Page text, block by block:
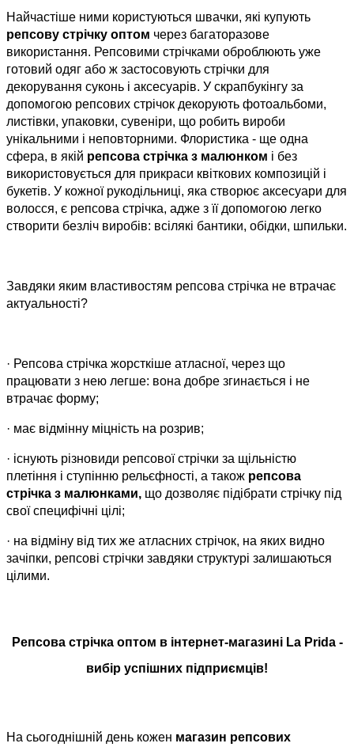
Найчастіше ними користуються швачки, які купують
репсову стрічку оптом через багаторазове
використання. Репсовими стрічками оброблюють уже
готовий одяг або ж застосовують стрічки для
декорування суконь і аксесуарів. У скрапбукінгу за
допомогою репсових стрічок декорують фотоальбоми,
листівки, упаковки, сувеніри, що робить вироби
унікальними і неповторними. Флористика - ще одна
сфера, в якій репсова стрічка з малюнком і без
використовується для прикраси квіткових композицій і
букетів. У кожної рукодільниці, яка створює аксесуари для
волосся, є репсова стрічка, адже з її допомогою легко
створити безліч виробів: всілякі бантики, обідки, шпильки.
Завдяки яким властивостям репсова стрічка не втрачає
актуальності?
· Репсова стрічка жорсткіше атласної, через що
працювати з нею легше: вона добре згинається і не
втрачає форму;
· має відмінну міцність на розрив;
· існують різновиди репсової стрічки за щільністю
плетіння і ступінню рельєфності, а також репсова
стрічка з малюнками, що дозволяє підібрати стрічку під
свої специфічні цілі;
· на відміну від тих же атласних стрічок, на яких видно
зачіпки, репсові стрічки завдяки структурі залишаються
цілими.
Репсова стрічка оптом в інтернет-магазині La Prida -
вибір успішних підприємців!
На сьогоднішній день кожен магазин репсових